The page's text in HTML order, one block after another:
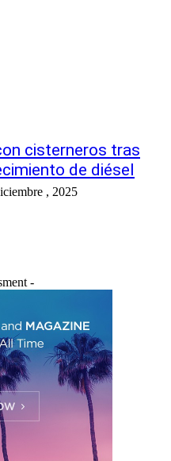
cisterneros tras
de diésel
, 2025
-